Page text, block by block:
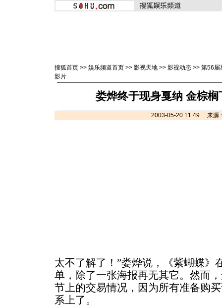
搜狐首页 >> 娱乐频道首页 >> 影视天地 >> 影视动态 >> 第56届
影片
娄烨终于现身戛纳 金棕
2003-05-20 11:49 来源
太不了解了！”娄烨说，《紫蝴蝶》
单，除了一张海报再无其它。然而
节上的交易情况，因为所有准备购
系上了。